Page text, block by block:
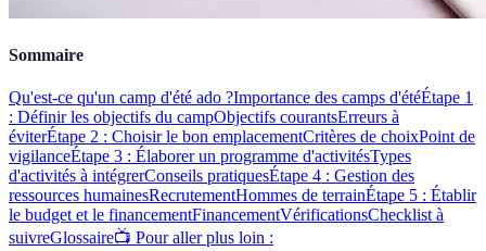
Sommaire
Qu'est-ce qu'un camp d'été ado ?Importance des camps d'étéÉtape 1
: Définir les objectifs du campObjectifs courantsErreurs à
éviterÉtape 2 : Choisir le bon emplacementCritères de choixPoint de
vigilanceÉtape 3 : Élaborer un programme d'activitésTypes
d'activités à intégrerConseils pratiquesÉtape 4 : Gestion des
ressources humainesRecrutementHommes de terrainÉtape 5 : Établir
le budget et le financementFinancementVérificationsChecklist à
suivreGlossaire📺 Pour aller plus loin :